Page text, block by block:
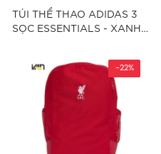
TÚI THỂ THAO ADIDAS 3
SỌC ESSENTIALS - XANH
-22%